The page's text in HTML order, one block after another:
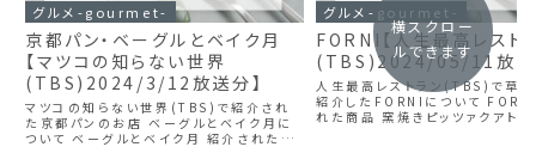
グルメ-gourmet-
京都パン・ベーグルとベイク月
【マツコの知らない世界
(TBS)2024/3/12放送分】
マツコの知らない世界(TBS)で紹介され
た京都パンのお店 ベーグルとベイク月に
ついて ベーグルとベイク月 紹介された商
グルメ-gourmet-
FORNI【人生最高レスト
(TBS)2024/05/11放送
人生最高レストラン(TBS)で草
紹介したFORNIについて
れた商品 窯焼きピッツァクアト
横スクロー
ルできます